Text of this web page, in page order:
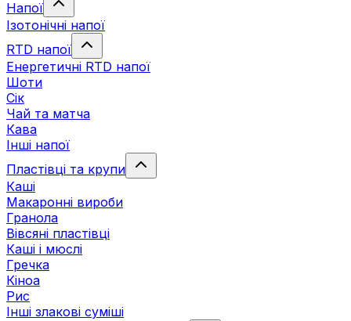
Напої
Ізотонічні напої
RTD напої
Енергетичні RTD напої
Шоти
Сік
Чай та матча
Кава
Інші напої
Пластівці та крупи
Каші
Макаронні вироби
Гранола
Вівсяні пластівці
Каші і мюслі
Гречка
Кіноа
Рис
Інші злакові суміші